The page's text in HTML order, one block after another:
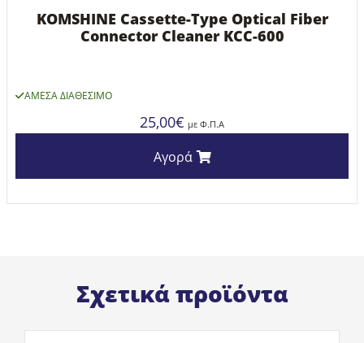
KOMSHINE Cassette-Type Optical Fiber
Connector Cleaner KCC-600
ΆΜΕΣΑ ΔΙΑΘΈΣΙΜΟ
25,00€ με Φ.Π.Α
Αγορά
Σχετικά προϊόντα